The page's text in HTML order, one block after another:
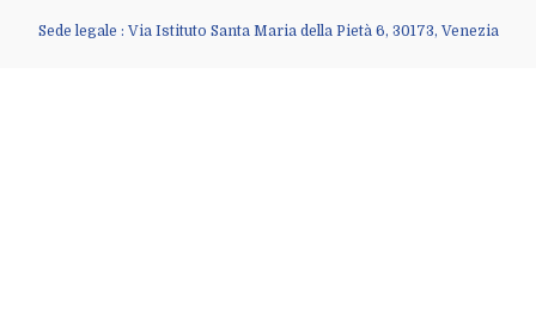
Sede legale : Via Istituto Santa Maria della Pietà 6, 30173, Venezia